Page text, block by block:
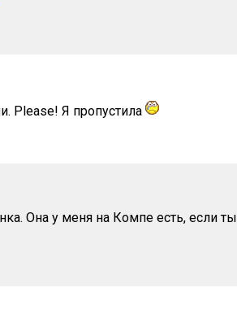
Please! Я пропустила
Она у меня на Компе есть, если ты